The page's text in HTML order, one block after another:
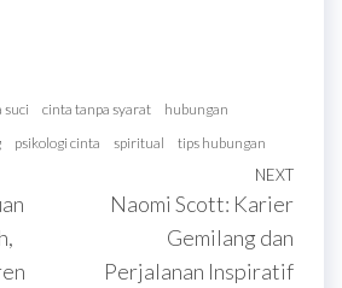
suci cinta tanpa syarat
hubungan
psikologi cinta spiritual tips hubungan
Next
NEXT
Naomi Scott: Karier
Gemilang dan
Perjalanan Inspiratif